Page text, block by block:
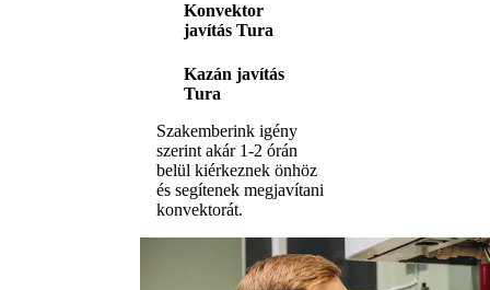
Konvektor
javítás Tura
Kazán javítás
Tura
Szakemberink igény
szerint akár 1-2 órán
belül kiérkeznek önhöz
és segítenek megjavítani
konvektorát.